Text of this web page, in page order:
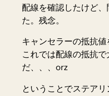
配線を確認したけど
た。残念。
キャンセラーの抵抗値
これでは配線の抵抗
だ、、、orz
ということでステア